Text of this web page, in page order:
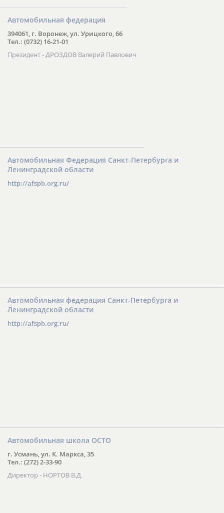
Автомобильная федерация
394061, г. Воронеж, ул. Урицкого, 66
Тел.: (0732) 16-21-01
Президент - ДРОЗДОВ Валерий Павлович
Автомобильная Федерация Санкт-Петербурга и
Ленинградской области
http://afspb.org.ru/
Автомобильная федерация Санкт-Петербурга и
Ленинградской области
http://afspb.org.ru/
Автомобильная школа ОСТО
г. Усмань, ул. К. Маркса, 35
Тел.: (272) 2-33-90
Директор - НОРТОВ В.Д.